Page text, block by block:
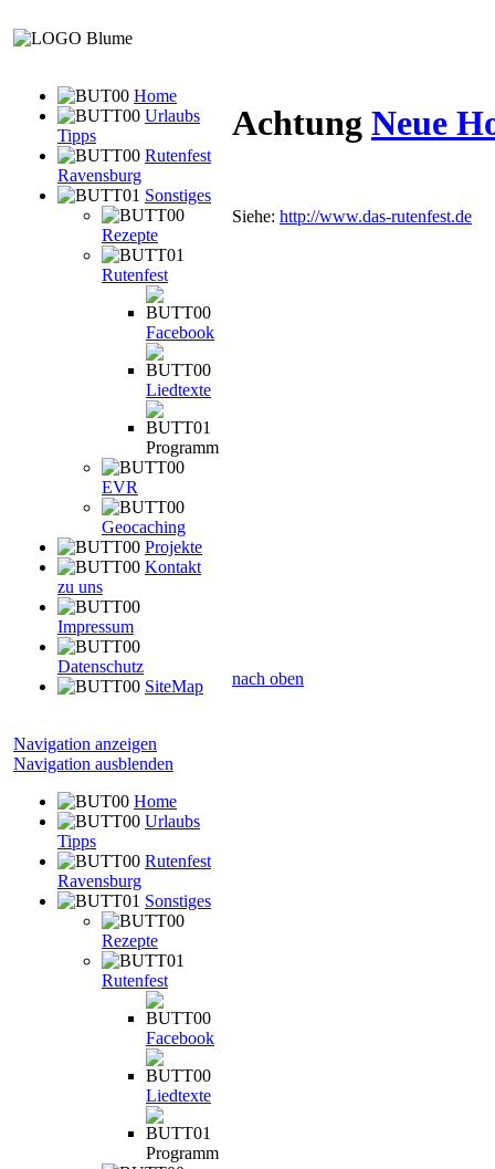
Home
Urlaubs
Tipps
Rutenfest
Ravensburg
Sonstiges
Rezepte
Rutenfest
Facebook
Liedtexte
Programm
EVR
Geocaching
Projekte
Kontakt
zu uns
Impressum
Datenschutz
SiteMap
Navigation anzeigen
Navigation ausblenden
Home
Urlaubs
Tipps
Rutenfest
Ravensburg
Sonstiges
Rezepte
Rutenfest
Facebook
Liedtexte
Programm
Achtung Neue
Siehe: http://www.das-rutenfest.de
nach oben